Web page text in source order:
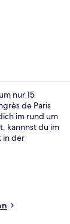
nur 15
de Paris
im rund um
kannnst du im
in der
Die
(Bahnhof